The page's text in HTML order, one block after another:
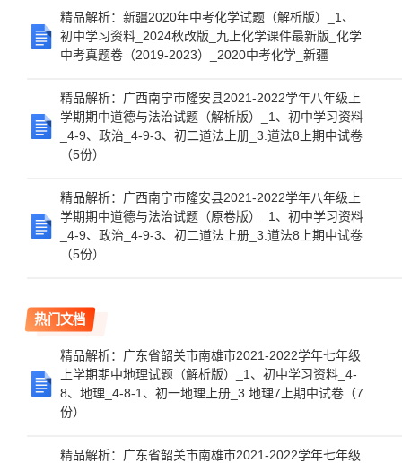
精品解析：新疆2020年中考化学试题（解析版）_1、
初中学习资料_2024秋改版_九上化学课件最新版_化学
中考真题卷（2019-2023）_2020中考化学_新疆
精品解析：广西南宁市隆安县2021-2022学年八年级上
学期期中道德与法治试题（解析版）_1、初中学习资料
_4-9、政治_4-9-3、初二道法上册_3.道法8上期中试卷
（5份）
精品解析：广西南宁市隆安县2021-2022学年八年级上
学期期中道德与法治试题（原卷版）_1、初中学习资料
_4-9、政治_4-9-3、初二道法上册_3.道法8上期中试卷
（5份）
热门文档
精品解析：广东省韶关市南雄市2021-2022学年七年级
上学期期中地理试题（解析版）_1、初中学习资料_4-
8、地理_4-8-1、初一地理上册_3.地理7上期中试卷（7
份）
精品解析：广东省韶关市南雄市2021-2022学年七年级